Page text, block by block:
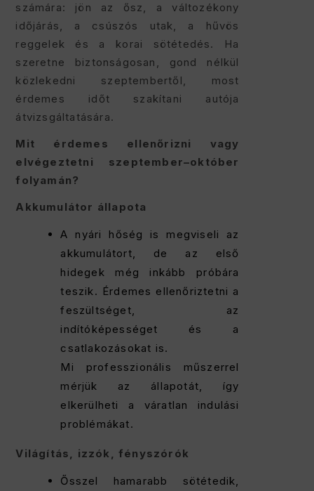
számára: jön az ősz, a változékony
időjárás, a csúszós utak, a hűvös
reggelek és a korai sötétedés. Ha
szeretne biztonságosan, gond nélkül
közlekedni szeptembertől, most
érdemes időt szakítani autója
átvizsgáltatására.
Mit érdemes ellenőrizni vagy
elvégeztetni szeptember–október
folyamán?
Akkumulátor állapota
A nyári hőség is megviseli az
akkumulátort, de az első
hidegek még inkább próbára
teszik. Érdemes ellenőriztetni a
feszültséget, az
indítóképességet és a
csatlakozásokat is.
Mi professzionális műszerrel
mérjük az állapotát, így
elkerülheti a váratlan indulási
problémákat.
Világítás, izzók, fényszórók
Ősszel hamarabb sötétedik,